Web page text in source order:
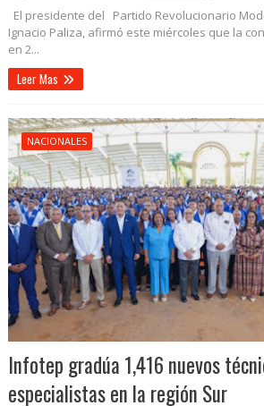
El presidente del Partido Revolucionario
Ignacio Paliza, afirmó este miércoles que la
en 2...
Leer Mas
NACIONALES
Infotep gradúa 1,416 nuevos
especialistas en la región Sur